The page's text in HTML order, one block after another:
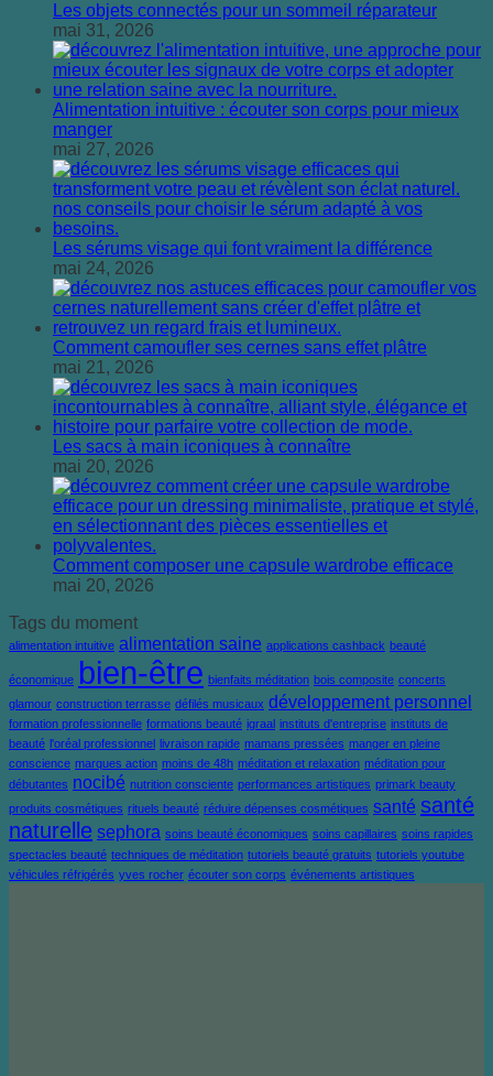
Les objets connectés pour un sommeil réparateur
mai 31, 2026
Alimentation intuitive : écouter son corps pour mieux
manger
mai 27, 2026
Les sérums visage qui font vraiment la différence
mai 24, 2026
Comment camoufler ses cernes sans effet plâtre
mai 21, 2026
Les sacs à main iconiques à connaître
mai 20, 2026
Comment composer une capsule wardrobe efficace
mai 20, 2026
Tags du moment
alimentation intuitive alimentation saine applications cashback beauté
économique bien-être bienfaits méditation bois composite concerts
glamour construction terrasse défilés musicaux développement personnel
formation professionnelle formations beauté igraal instituts d'entreprise instituts de
beauté l'oréal professionnel livraison rapide mamans pressées manger en pleine
conscience marques action moins de 48h méditation et relaxation méditation pour
débutantes nocibé nutrition consciente performances artistiques primark beauty
produits cosmétiques rituels beauté réduire dépenses cosmétiques santé santé
naturelle sephora soins beauté économiques soins capillaires soins rapides
spectacles beauté techniques de méditation tutoriels beauté gratuits tutoriels youtube
véhicules réfrigérés yves rocher écouter son corps événements artistiques